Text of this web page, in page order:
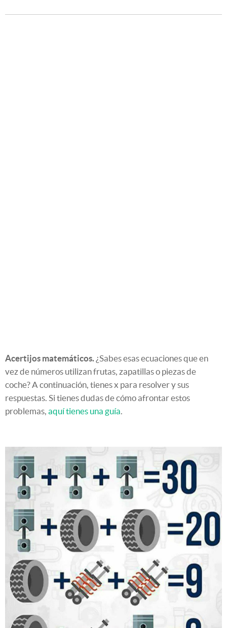
Acertijos matemáticos. ¿Sabes esas ecuaciones que en
vez de números utilizan frutas, zapatillas o piezas de
coche? A continuación, tienes x para resolver y sus
respuestas. Si tienes dudas de cómo afrontar estos
problemas, aquí tienes una guía.